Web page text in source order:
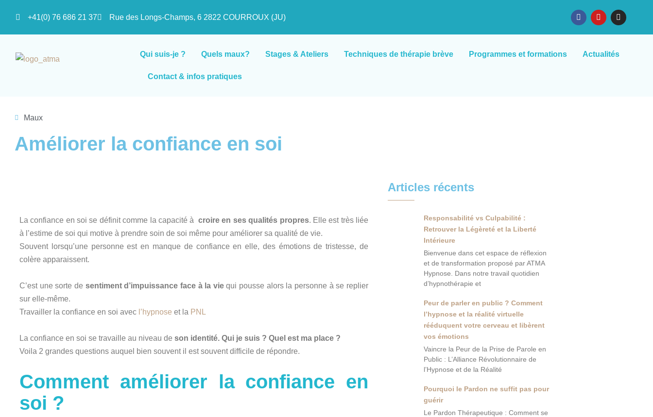
+41(0) 76 686 21 37 Rue des Longs-Champs, 6 2822 COURROUX (JU)
Qui suis-je ? Quels maux? Stages & Ateliers Techniques de thérapie brève Programmes et formations Actualités
Contact & infos pratiques
Maux
Améliorer la confiance en soi
La confiance en soi se définit comme la capacité à croire en ses qualités propres. Elle est très liée
à l’estime de soi qui motive à prendre soin de soi même pour améliorer sa qualité de vie.
Souvent lorsqu’une personne est en manque de confiance en elle, des émotions de tristesse, de
colère apparaissent.
C’est une sorte de sentiment d’impuissance face à la viequi pousse alors la personne à se replier
sur elle-même.
Travailler la confiance en soi avec l’hypnose et la PNL
La confiance en soi se travaille au niveau de son identité. Qui je suis ? Quel est ma place ?
Voila 2 grandes questions auquel bien souvent il est souvent difficile de répondre.
Comment améliorer la confiance en
soi ?
Articles récents
Responsabilité vs Culpabilité :
Retrouver la Légèreté et la Liberté
Intérieure
Bienvenue dans cet espace de réflexion
et de transformation proposé par ATMA
Hypnose. Dans notre travail quotidien
d’hypnothérapie et
Peur de parler en public ? Comment
l’hypnose et la réalité virtuelle
rééduquent votre cerveau et libèrent
vos émotions
Vaincre la Peur de la Prise de Parole en
Public : L’Alliance Révolutionnaire de
l’Hypnose et de la Réalité
Pourquoi le Pardon ne suffit pas pour
guérir
Le Pardon Thérapeutique : Comment se